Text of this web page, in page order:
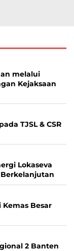
melalui
Kejaksaan
TJSL & CSR
Lokaseva
Besar
2 Banten